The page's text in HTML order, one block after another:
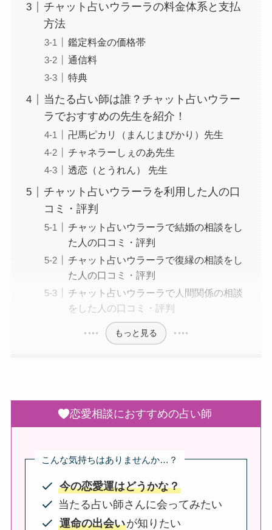
チャット占いウラーラの料金体系と支払
方法
鑑定料金の価格帯
通信料
特典
当たる占い師は誰？チャット占いウラー
ラでおすすめの先生を紹介！
卍馬ピカリ（まんじまぴかり）先生
チャネラーしぇのあ先生
透恋（とうれん） 先生
チャット占いウラーラを利用した人の口
コミ・評判
チャット占いウラーラで結婚の相談をし
た人の口コミ・評判
チャット占いウラーラで復縁の相談をし
た人の口コミ・評判
チャット占いウラーラで人間関係の相談
をした人の口コミ・評判
もっと見る
恋愛相談におすすめの占い師
こんな気持ちはありませんか…？
今の恋愛運はどうかな？
当たる占い師さんに会ってみたい
運命の出会いが知りたい